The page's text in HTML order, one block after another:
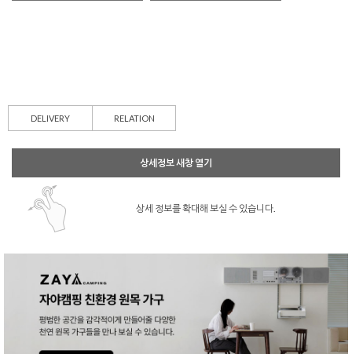
DELIVERY RELATION
상세정보 새창 열기
상세 정보를 확대해 보실 수 있습니다.